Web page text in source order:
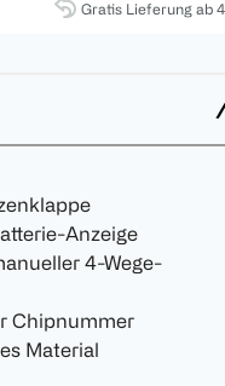
Gratis Lieferung ab
Anzeige
4-Wege-
Chipnummer
Material